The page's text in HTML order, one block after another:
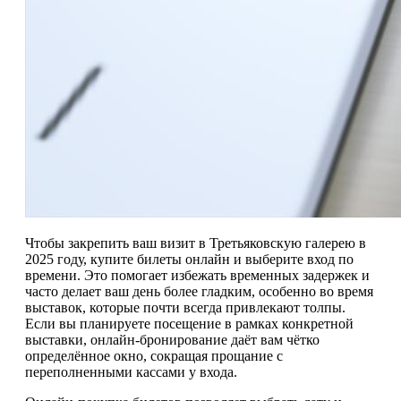
Чтобы закрепить ваш визит в Третьяковскую галерею в
2025 году, купите билеты онлайн и выберите вход по
времени. Это помогает избежать временных задержек и
часто делает ваш день более гладким, особенно во время
выставок, которые почти всегда привлекают толпы.
Если вы планируете посещение в рамках конкретной
выставки, онлайн-бронирование даёт вам чётко
определённое окно, сокращая прощание с
переполненными кассами у входа.